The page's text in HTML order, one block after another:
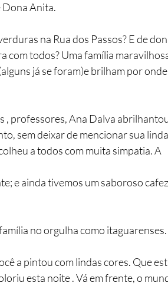
Dona Anita.
na Rua dos Passos? E de
com todos? Uma família
já se foram)e brilham por onde
, professores, Ana Dalva
sem deixar de mencionar sua
a todos com muita simpatia. A
e ainda tivemos um saboroso
no orgulha como itaguarenses.
a pintou com lindas cores. Que
esta noite . Vá em frente, o